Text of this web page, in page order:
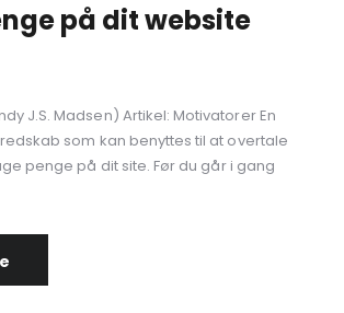
på dit website
J.S. Madsen) Artikel: Motivatorer En
som kan benyttes til at overtale
penge på dit site. Før du går i gang